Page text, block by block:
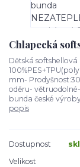
Chlapecká
Dětská
mm-
oděru-
bunda české
popis
Dostupnost
Velikost